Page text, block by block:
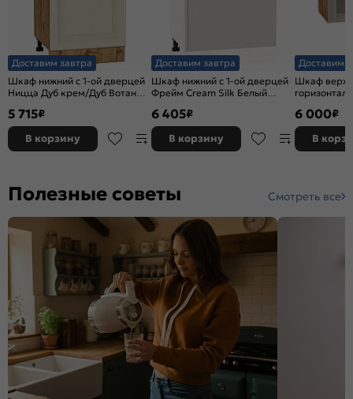
Доставим завтра
Шкаф нижний с 1-ой дверцей
Ницца Дуб крем/Дуб Вотан
5 715₽
В корзину
Доставим завтра
Шкаф нижний с 1-ой дверцей
Фрейм Cream Silk Белый
6 405₽
В корзину
Доставим
Шкаф
Veralinga
6 000₽
В
Полезные советы Смотреть все